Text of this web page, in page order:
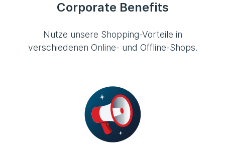
Corporate Benefits
Nutze unsere Shopping-Vorteile in
verschiedenen Online- und Offline-Shops.